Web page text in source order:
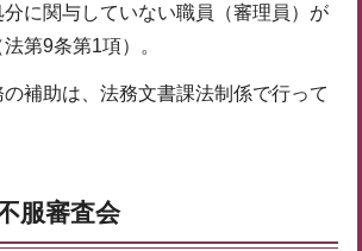
に関与していない職員（審理員）が
第9条第1項）。
補助は、法務文書課法制係で行って
服審査会